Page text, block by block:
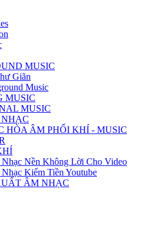
MUSIC
Giãn
Music
MUSIC
MUSIC
HÒA ÂM PHỐI KHÍ - MUSIC
Nền Không Lời Cho Video
Kiếm Tiền Youtube
ÂM NHẠC